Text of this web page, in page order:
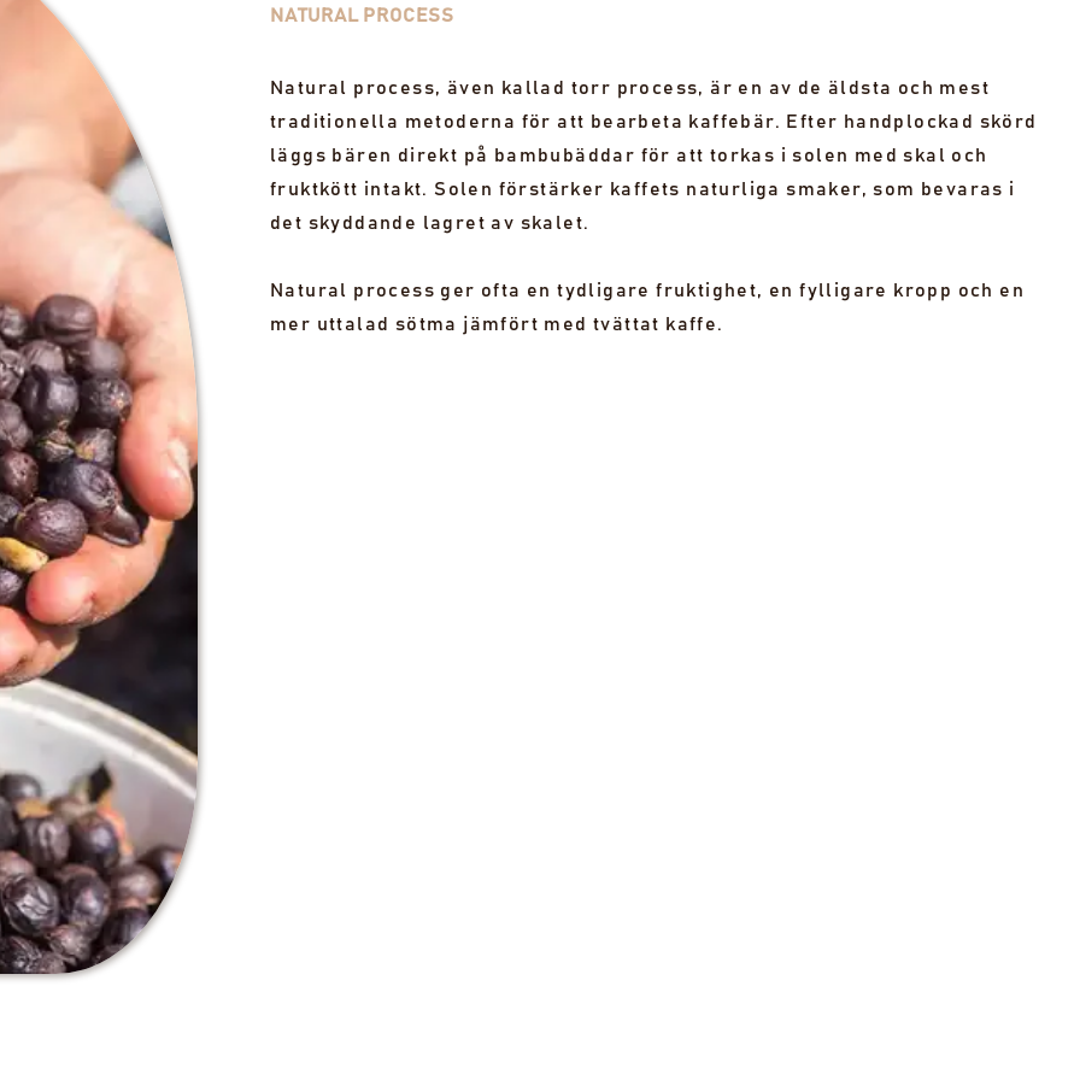
2 SLUTSÅLDA PARTIER NATURAL PROCESS
Natural process, även kallad torr process, är en av de äldsta och mest
traditionella metoderna för att bearbeta kaffebär. Efter handplockad skörd
läggs bären direkt på bambubäddar för att torkas i solen med skal och
fruktkött intakt. Solen förstärker kaffets naturliga smaker, som bevaras i
det skyddande lagret av skalet.
Natural process ger ofta en tydligare fruktighet, en fylligare kropp och en
mer uttalad sötma jämfört med tvättat kaffe.